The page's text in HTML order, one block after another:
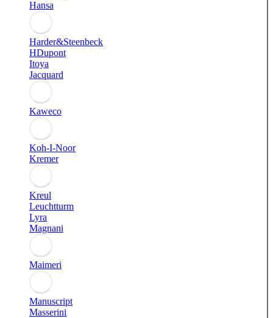
Hansa
Harder&Steenbeck
HDupont
Itoya
Jacquard
Kaweco
Koh-I-Noor
Kremer
Kreul
Leuchtturm
Lyra
Magnani
Maimeri
Manuscript
Masserini